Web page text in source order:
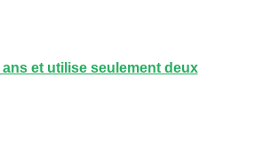
et utilise seulement deux